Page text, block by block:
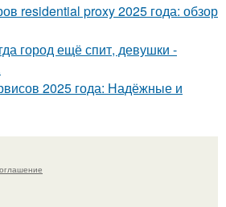
residential proxy 2025 года: обзор
город ещё спит, девушки -
2025 года: Надёжные и